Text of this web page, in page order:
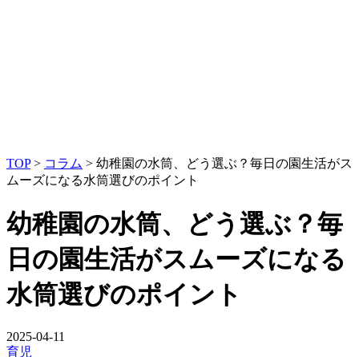
TOP > コラム > 幼稚園の水筒、どう選ぶ？毎日の園生活がス
ムーズになる水筒選びのポイント
幼稚園の水筒、どう選ぶ？毎
日の園生活がスムーズになる
水筒選びのポイント
2025-04-11
育児